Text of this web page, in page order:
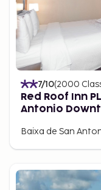
7/10(2000
Red Roof Inn
Antonio